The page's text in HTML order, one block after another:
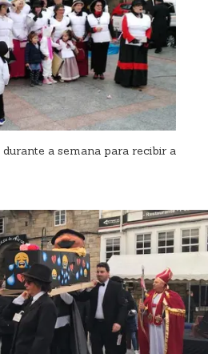
a semana para recibir a